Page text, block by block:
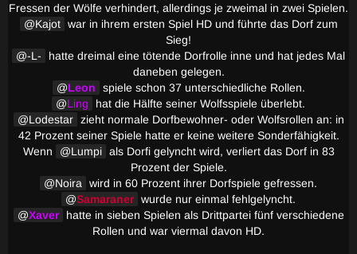
Fressen der Wölfe verhindert, allerdings je zweimal in zwei Spielen.
Kajot war in ihrem ersten Spiel HD und führte das Dorf zum
Sieg!
-L-
hatte dreimal eine tötende Dorfrolle inne und hat jedes Mal
daneben gelegen.
Leon
spiele schon 37 unterschiedliche Rollen.
Ling
hat die Hälfte seiner Wolfsspiele überlebt.
Lodestar zieht normale Dorfbewohner- oder Wolfsrollen an: in
42 Prozent seiner Spiele hatte er keine weitere Sonderfähigkeit.
Wenn
Lumpi als Dorfi gelyncht wird, verliert das Dorf in 83
Prozent der Spiele.
Noira
wird in 60 Prozent ihrer Dorfspiele gefressen.
Samaraner wurde nur einmal fehlgelyncht.
Xaver
hatte in sieben Spielen als Drittpartei fünf verschiedene
Rollen und war viermal davon HD.